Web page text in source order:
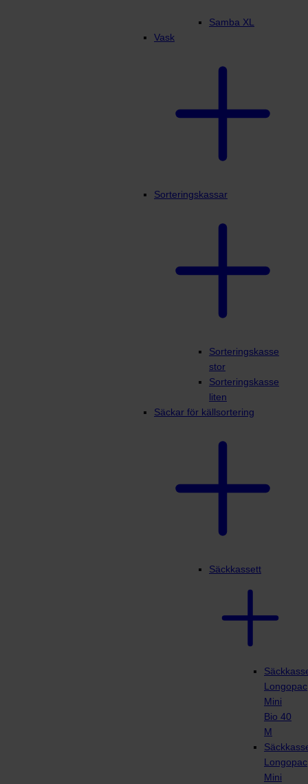
Samba XL
Vask
Sorteringskassar
Sorteringskasse
stor
Sorteringskasse
liten
Säckar för källsortering
Säckkassett
Longopac
Mini
Bio 40
M
Longopac
Mini